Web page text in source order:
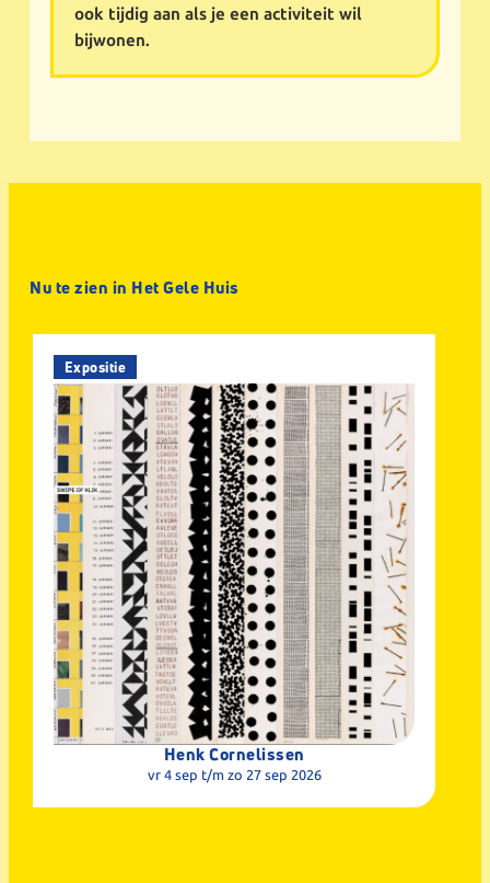
ook tijdig aan als je een activiteit wil
bijwonen.
Nu te zien in Het Gele Huis
Expositie
Henk Cornelissen
vr 4 sep t/m zo 27 sep 2026